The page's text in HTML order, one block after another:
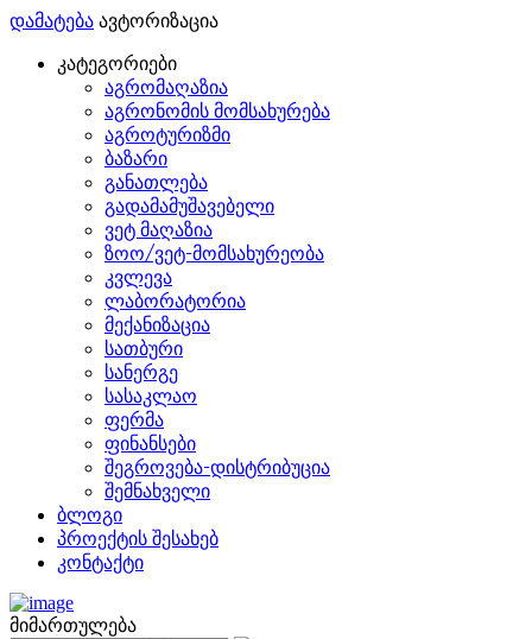
დამატება ავტორიზაცია
კატეგორიები
აგრომაღაზია
აგრონომის მომსახურება
აგროტურიზმი
ბაზარი
განათლება
გადამამუშავებელი
ვეტ მაღაზია
ზოო/ვეტ-მომსახურეობა
კვლევა
ლაბორატორია
მექანიზაცია
სათბური
სანერგე
სასაკლაო
ფერმა
ფინანსები
შეგროვება-დისტრიბუცია
შემნახველი
ბლოგი
პროექტის შესახებ
კონტაქტი
მიმართულება